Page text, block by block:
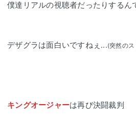
僕達リアルの視聴者だったりするん
デザグラは面白いですねぇ...(突然の
キングオージャーは再び決闘裁判